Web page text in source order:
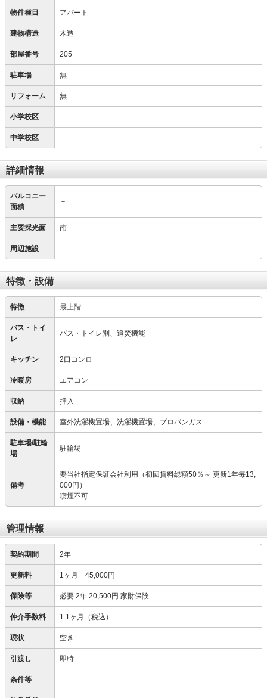
物件種目 アパート
建物構造 木造
部屋番号 205
駐車場 無
リフォーム 無
小学校区
中学校区
詳細情報
バルコニー
面積
－
主要採光面 南
周辺施設
特徴・設備
特徴 最上階
バス・トイ
レ
バス・トイレ別、追焚機能
キッチン 2口コンロ
冷暖房 エアコン
収納 押入
設備・機能 室外洗濯機置場、洗濯機置場、プロパンガス
駐車場/駐輪
場
駐輪場
備考
要当社指定保証会社利用（初回賃料総額50％～ 更新1年毎13,
000円）
喫煙不可
管理情報
契約期間 2年
更新料 1ヶ月 45,000円
保険等 必要 2年 20,500円 家財保険
仲介手数料 1.1ヶ月（税込）
現状 空き
引渡し 即時
条件等 －